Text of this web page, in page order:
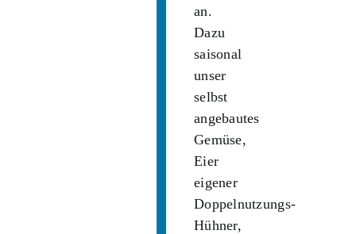
an.
Dazu
saisonal
unser
selbst
angebautes
Gemüse,
Eier
eigener
Doppelnutzungs-
Hühner,